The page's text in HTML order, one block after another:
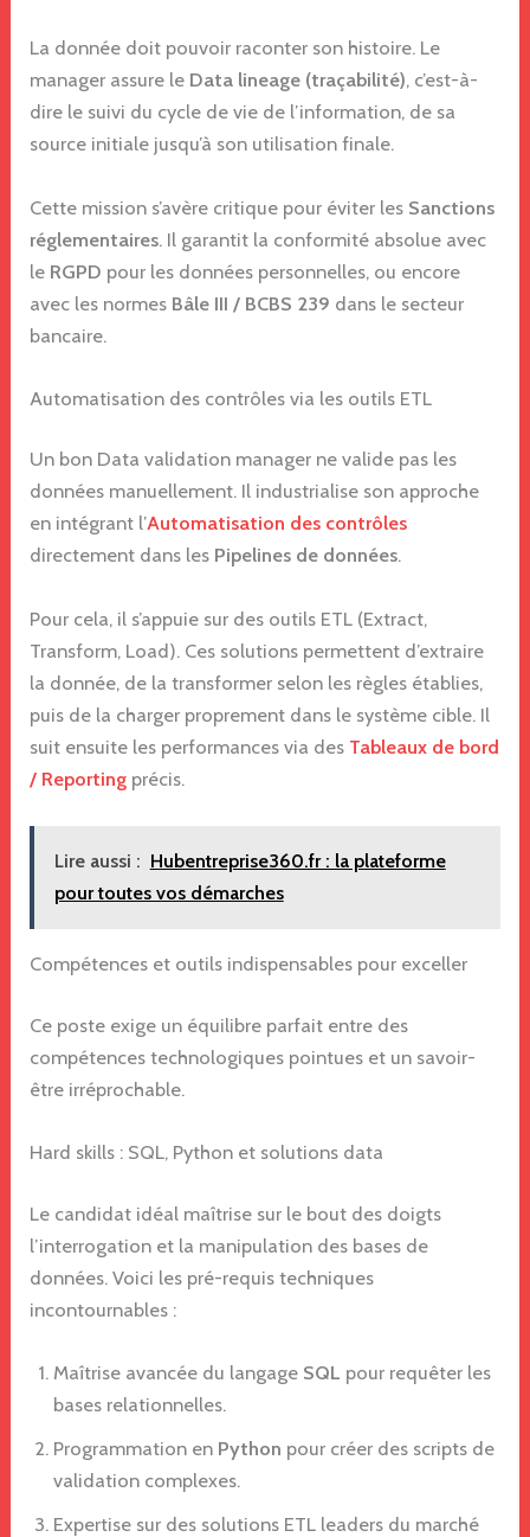
La donnée doit pouvoir raconter son histoire. Le
manager assure le Data lineage (traçabilité), c’est-à-
dire le suivi du cycle de vie de l’information, de sa
source initiale jusqu’à son utilisation finale.
Cette mission s’avère critique pour éviter les Sanctions
réglementaires. Il garantit la conformité absolue avec
le RGPD pour les données personnelles, ou encore
avec les normes Bâle III / BCBS 239 dans le secteur
bancaire.
Automatisation des contrôles via les outils ETL
Un bon Data validation manager ne valide pas les
données manuellement. Il industrialise son approche
en intégrant l’Automatisation des contrôles
directement dans les Pipelines de données.
Pour cela, il s’appuie sur des outils ETL (Extract,
Transform, Load). Ces solutions permettent d’extraire
la donnée, de la transformer selon les règles établies,
puis de la charger proprement dans le système cible. Il
suit ensuite les performances via des Tableaux de bord
/ Reporting précis.
Lire aussi : Hubentreprise360.fr : la plateforme
pour toutes vos démarches
Compétences et outils indispensables pour exceller
Ce poste exige un équilibre parfait entre des
compétences technologiques pointues et un savoir-
être irréprochable.
Hard skills : SQL, Python et solutions data
Le candidat idéal maîtrise sur le bout des doigts
l’interrogation et la manipulation des bases de
données. Voici les pré-requis techniques
incontournables :
Maîtrise avancée du langage SQL pour requêter les
bases relationnelles.
Programmation en Python pour créer des scripts de
validation complexes.
Expertise sur des solutions ETL leaders du marché